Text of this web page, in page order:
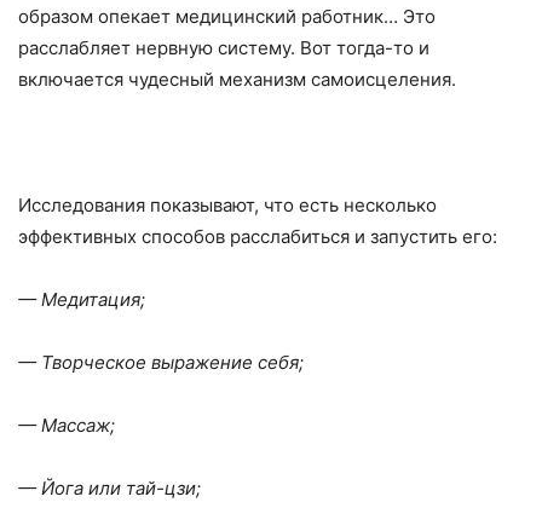
образом опекает медицинский работник… Это
расслабляет нервную систему. Вот тогда-то и
включается чудесный механизм самоисцеления.
Исследования показывают, что есть несколько
эффективных способов расслабиться и запустить его:
— Медитация;
— Творческое выражение себя;
— Массаж;
— Йога или тай-цзи;